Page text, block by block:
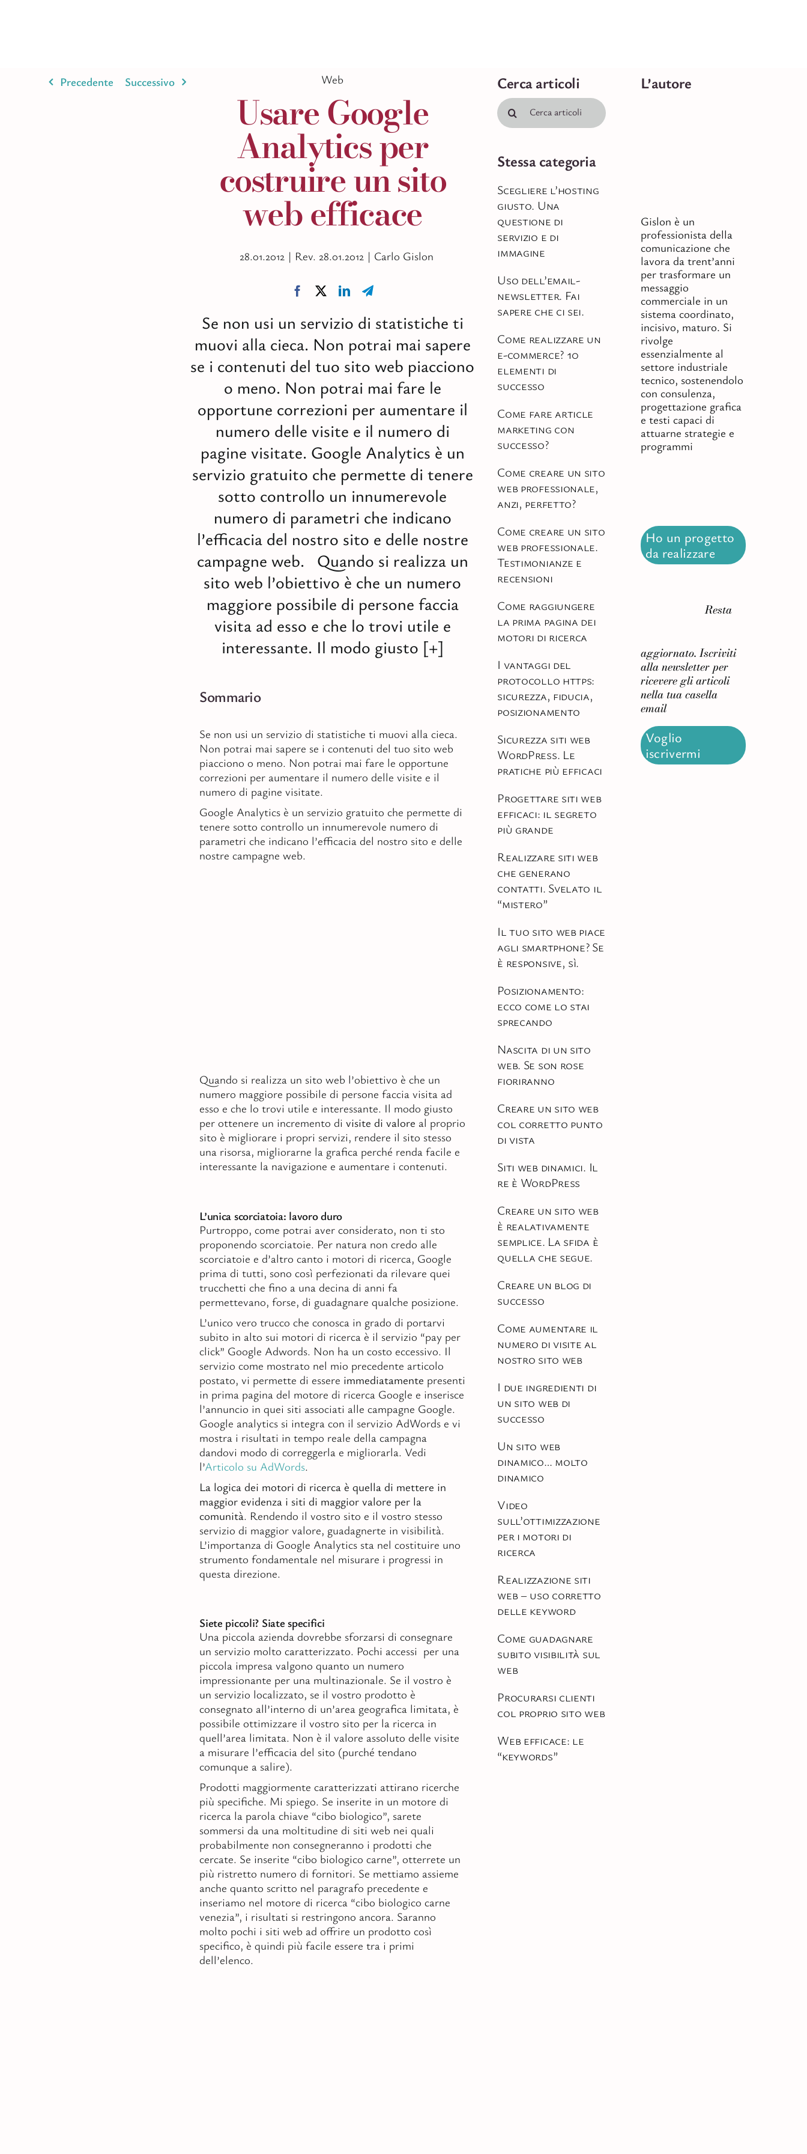
Precedente Successivo Web
Usare Google
Analytics per
costruire un sito
web efficace
28.01.2012 | Rev. 28.01.2012 | Carlo Gislon
Se non usi un servizio di statistiche ti
muovi alla cieca. Non potrai mai sapere
se i contenuti del tuo sito web piacciono
o meno. Non potrai mai fare le
opportune correzioni per aumentare il
numero delle visite e il numero di
pagine visitate. Google Analytics è un
servizio gratuito che permette di tenere
sotto controllo un innumerevole
numero di parametri che indicano
l’efficacia del nostro sito e delle nostre
campagne web. Quando si realizza un
sito web l’obiettivo è che un numero
maggiore possibile di persone faccia
visita ad esso e che lo trovi utile e
interessante. Il modo giusto [+]
Sommario
Se non usi un servizio di statistiche ti muovi alla cieca.
Non potrai mai sapere se i contenuti del tuo sito web
piacciono o meno. Non potrai mai fare le opportune
correzioni per aumentare il numero delle visite e il
numero di pagine visitate.
Google Analytics è un servizio gratuito che permette di
tenere sotto controllo un innumerevole numero di
parametri che indicano l’efficacia del nostro sito e delle
nostre campagne web.
Quando si realizza un sito web l’obiettivo è che un
numero maggiore possibile di persone faccia visita ad
esso e che lo trovi utile e interessante. Il modo giusto
per ottenere un incremento divisite di valore al proprio
sito è migliorare i propri servizi, rendere il sito stesso
una risorsa, migliorarne la grafica perché renda facile e
interessante la navigazione e aumentare i contenuti.
L’unica scorciatoia: lavoro duro
Purtroppo, come potrai aver considerato, non ti sto
proponendo scorciatoie. Per natura non credo alle
scorciatoie e d’altro canto i motori di ricerca, Google
prima di tutti, sono così perfezionati da rilevare quei
trucchetti che fino a una decina di anni fa
permettevano, forse, di guadagnare qualche posizione.
L’unico vero trucco che conosca in grado di portarvi
subito in alto sui motori di ricerca è il servizio “pay per
click” Google Adwords. Non ha un costo eccessivo. Il
servizio come mostrato nel mio precedente articolo
postato, vi permette di essere immediatamente presenti
in prima pagina del motore di ricerca Google e inserisce
l’annuncio in quei siti associati alle campagne Google.
Google analytics si integra con il servizio AdWords e vi
mostra i risultati in tempo reale della campagna
dandovi modo di correggerla e migliorarla. Vedi
l’Articolo su AdWords.
La logica dei motori di ricerca è quella di mettere in
maggior evidenza i siti di maggior valore per la
comunità. Rendendo il vostro sito e il vostro stesso
servizio di maggior valore, guadagnerte in visibilità.
L’importanza di Google Analytics sta nel costituire uno
strumento fondamentale nel misurare i progressi in
questa direzione.
Siete piccoli? Siate specifici
Una piccola azienda dovrebbe sforzarsi di consegnare
un servizio molto caratterizzato. Pochi accessi per una
piccola impresa valgono quanto un numero
impressionante per una multinazionale. Se il vostro è
un servizio localizzato, se il vostro prodotto è
consegnato all’interno di un’area geografica limitata, è
possibile ottimizzare il vostro sito per la ricerca in
quell’area limitata. Non è il valore assoluto delle visite
a misurare l’efficacia del sito (purché tendano
comunque a salire).
Prodotti maggiormente caratterizzati attirano ricerche
più specifiche. Mi spiego. Se inserite in un motore di
ricerca la parola chiave “cibo biologico”, sarete
sommersi da una moltitudine di siti web nei quali
probabilmente non consegneranno i prodotti che
cercate. Se inserite “cibo biologico carne”, otterrete un
più ristretto numero di fornitori. Se mettiamo assieme
anche quanto scritto nel paragrafo precedente e
inseriamo nel motore di ricerca “cibo biologico carne
venezia”, i risultati si restringono ancora. Saranno
molto pochi i siti web ad offrire un prodotto così
specifico, è quindi più facile essere tra i primi
dell’elenco.
Cerca articoli
Cerca
per:
Stessa categoria
Scegliere l’hosting
giusto. Una
questione di
servizio e di
immagine
Uso dell’email-
newsletter. Fai
sapere che ci sei.
Come realizzare un
e-commerce? 10
elementi di
successo
Come fare article
marketing con
successo?
Come creare un sito
web professionale,
anzi, perfetto?
Come creare un sito
web professionale.
Testimonianze e
recensioni
Come raggiungere
la prima pagina dei
motori di ricerca
I vantaggi del
protocollo https:
sicurezza, fiducia,
posizionamento
Sicurezza siti web
WordPress. Le
pratiche più efficaci
Progettare siti web
efficaci: il segreto
più grande
Realizzare siti web
che generano
contatti. Svelato il
“mistero”
Il tuo sito web piace
agli smartphone? Se
è responsive, sì.
Posizionamento:
ecco come lo stai
sprecando
Nascita di un sito
web. Se son rose
fioriranno
Creare un sito web
col corretto punto
di vista
Siti web dinamici. Il
re è WordPress
Creare un sito web
è realativamente
semplice. La sfida è
quella che segue.
Creare un blog di
successo
Come aumentare il
numero di visite al
nostro sito web
I due ingredienti di
un sito web di
successo
Un sito web
dinamico… molto
dinamico
Video
sull’ottimizzazione
per i motori di
ricerca
Realizzazione siti
web – uso corretto
delle keyword
Come guadagnare
subito visibilità sul
web
Procurarsi clienti
col proprio sito web
Web efficace: le
“keywords”
L’autore
Gislon è un
professionista della
comunicazione che
lavora da trent’anni
per trasformare un
messaggio
commerciale in un
sistema coordinato,
incisivo, maturo. Si
rivolge
essenzialmente al
settore industriale
tecnico, sostenendolo
con consulenza,
progettazione grafica
e testi capaci di
attuarne strategie e
programmi
Ho un progetto
da realizzare
Resta
aggiornato. Iscriviti
alla newsletter per
ricevere gli articoli
nella tua casella
email
Voglio
iscrivermi